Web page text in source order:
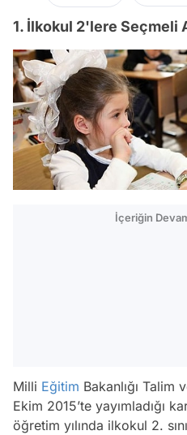
1. İlkokul 2'lere Seçmeli
İçeriğin
Milli Eğitim Bakanlığı Talim
Ekim 2015’te yayımladığı
öğretim yılında ilkokul 2.